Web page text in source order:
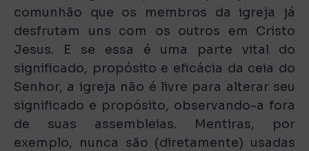
comunhão que os membros da igreja já
desfrutam uns com os outros em Cristo
Jesus. E se essa é uma parte vital do
significado, propósito e eficácia da ceia do
Senhor, a igreja não é livre para alterar seu
significado e propósito, observando-a fora
de suas assembleias. Mentiras, por
exemplo, nunca são (diretamente) usadas